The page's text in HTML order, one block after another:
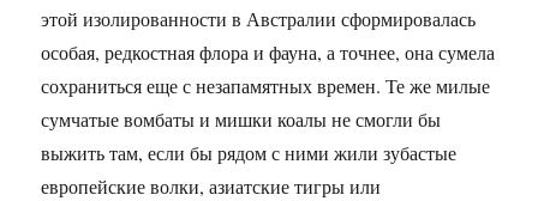
этой изолированности в Австралии сформировалась
особая, редкостная флора и фауна, а точнее, она сумела
сохраниться еще с незапамятных времен. Те же милые
сумчатые вомбаты и мишки коалы не смогли бы
выжить там, если бы рядом с ними жили зубастые
европейские волки, азиатские тигры или